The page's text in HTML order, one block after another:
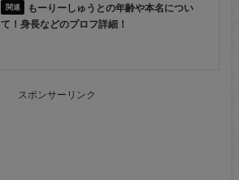
もーりーしゅうとの年齢や本名につい
て！身長などのプロフ詳細！
スポンサーリンク